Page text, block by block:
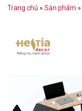
Trang chủ » Sản phẩm »